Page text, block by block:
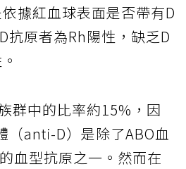
據紅血球表面是否帶有D
抗原者為Rh陽性，缺乏D
群中的比率約15%，因
（anti-D）是除了ABO血
血型抗原之一。然而在